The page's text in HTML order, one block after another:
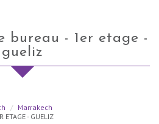
gueliz
Marrakech
ETAGE - GUELIZ